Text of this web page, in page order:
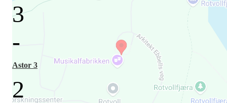
3
-
Astor 3
2